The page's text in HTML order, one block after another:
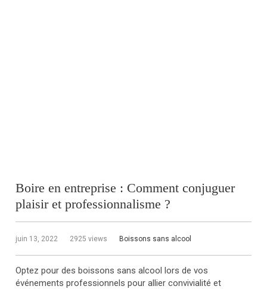
Boire en entreprise : Comment conjuguer
plaisir et professionnalisme ?
juin 13, 2022 2925 views Boissons sans alcool
Optez pour des boissons sans alcool lors de vos
événements professionnels pour allier convivialité et